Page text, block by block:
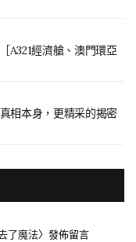
A321經濟艙、澳門環亞
相本身，更精采的揭密
了魔法〉發佈留言